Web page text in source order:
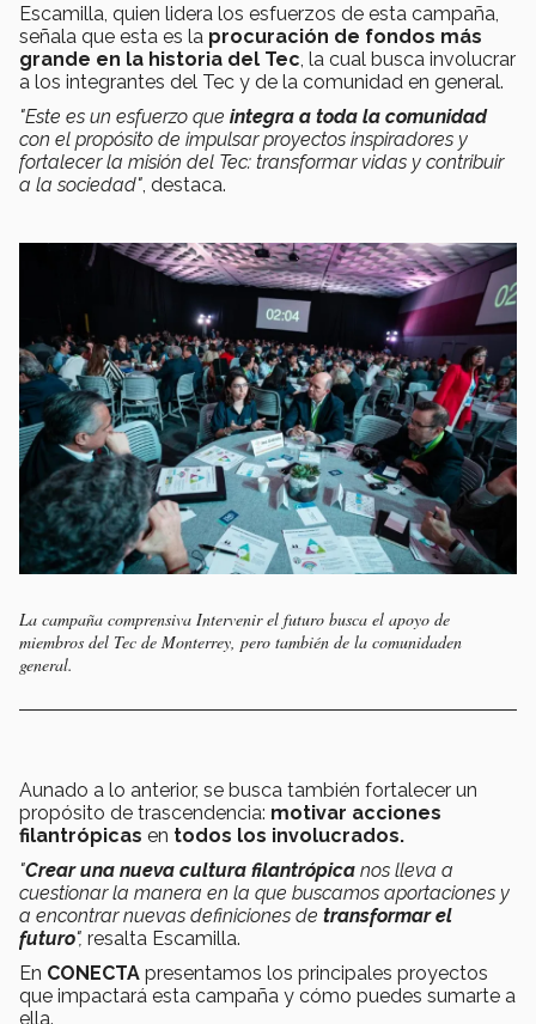
Escamilla, quien lidera los esfuerzos de esta campaña,
señala que esta es la procuración de fondos más
grande en la historia del Tec , la cual busca involucrar
a los integrantes del Tec y de la comunidad en general.
"Este es un esfuerzo que integra a toda la comunidad
con el propósito de impulsar proyectos inspiradores ​​​​​​ y
fortalecer la misión del Tec: transformar vidas y contribuir
a la sociedad" , destaca.
La campaña comprensiva Intervenir el futuro busca el apoyo de
miembros del Tec de Monterrey, pero también de la comunidaden
general.
Aunado a lo anterior, se busca también fortalecer un
propósito de trascendencia: motivar acciones
filantrópicas en todos los involucrados.
"Crear una nueva cultura filantrópica nos lleva a
cuestionar la manera en la que buscamos aportaciones y
a encontrar nuevas definiciones de transformar el
futuro", resalta Escamilla.
En CONECTA presentamos los principales proyectos
que impactará esta campaña y cómo puedes sumarte a
ella.